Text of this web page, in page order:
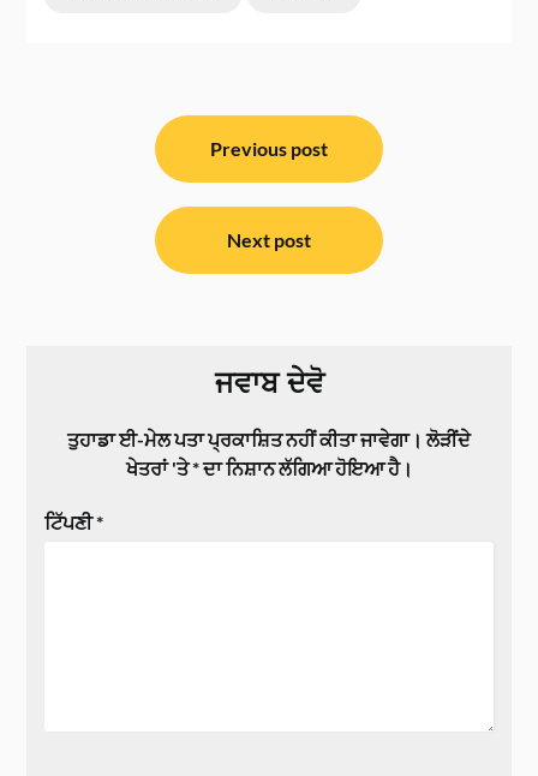
Previous post
Next post
ਜਵਾਬ ਦੇਵੋ
ਤੁਹਾਡਾ ਈ-ਮੇਲ ਪਤਾ ਪ੍ਰਕਾਸ਼ਿਤ ਨਹੀਂ ਕੀਤਾ ਜਾਵੇਗਾ। ਲੋੜੀਂਦੇ
ਖੇਤਰਾਂ 'ਤੇ*ਦਾ ਨਿਸ਼ਾਨ ਲੱਗਿਆ ਹੋਇਆ ਹੈ।
ਟਿੱਪਣੀ*